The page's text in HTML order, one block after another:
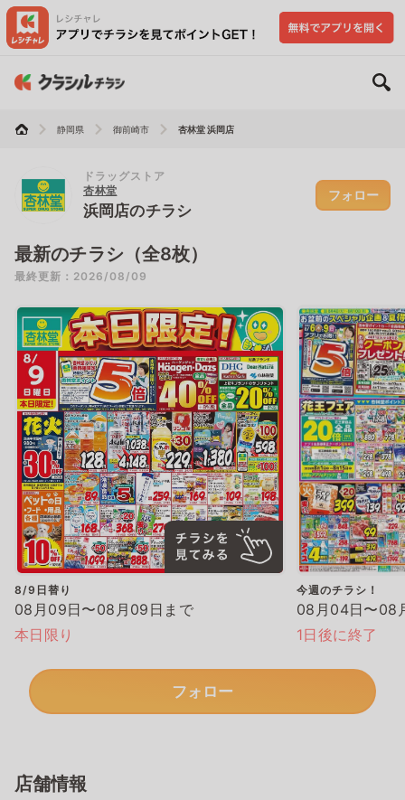
静岡県 御前崎市 杏林堂 浜岡店
ドラッグストア
杏林堂
浜岡店のチラシ
フォロー
最新のチラシ（全8枚）
最終更新：2026/08/09
8/9日替り
08月09日〜08月09日まで
本日限り
今週のチラシ！
08月04日〜08
1日後に終了
フォロー
店舗情報